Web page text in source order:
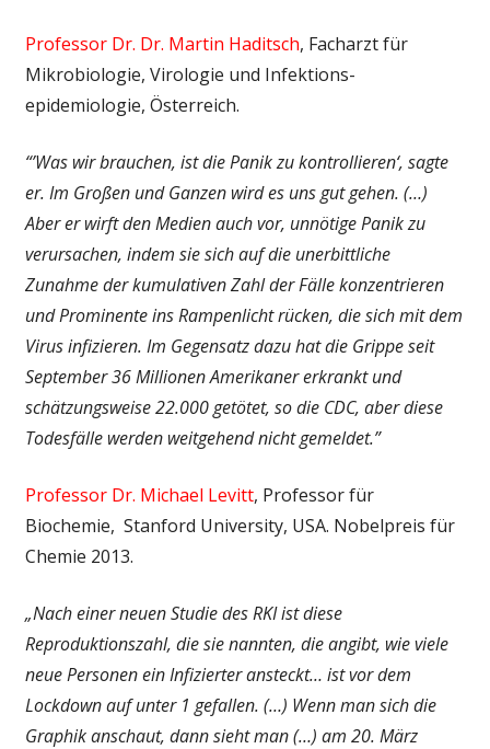
Professor Dr. Dr. Martin Haditsch, Facharzt für
Mikrobiologie, Virologie und Infektions­
epidemiologie, Österreich.
“’Was wir brauchen, ist die Panik zu kontrollieren‘, sagte
er. Im Großen und Ganzen wird es uns gut gehen. (…)
Aber er wirft den Medien auch vor, unnötige Panik zu
verursachen, indem sie sich auf die unerbittliche
Zunahme der kumulativen Zahl der Fälle konzentrieren
und Prominente ins Rampenlicht rücken, die sich mit dem
Virus infizieren. Im Gegensatz dazu hat die Grippe seit
September 36 Millionen Amerikaner erkrankt und
schätzungsweise 22.000 getötet, so die CDC, aber diese
Todesfälle werden weitgehend nicht gemeldet.”
Professor Dr. Michael Levitt, Professor für
Biochemie, Stanford University, USA. Nobelpreis für
Chemie 2013.
„Nach einer neuen Studie des RKI ist diese
Reproduktionszahl, die sie nannten, die angibt, wie viele
neue Personen ein Infizierter ansteckt… ist vor dem
Lockdown auf unter 1 gefallen. (…) Wenn man sich die
Graphik anschaut, dann sieht man (…) am 20. März